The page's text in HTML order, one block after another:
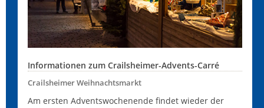
Informationen zum Crailsheimer-Advents-Carré
Crailsheimer Weihnachtsmarkt
Am ersten Adventswochenende findet wieder der